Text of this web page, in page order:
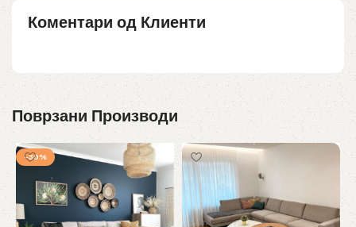
Коментари од Клиенти
Поврзани Производи
-30%